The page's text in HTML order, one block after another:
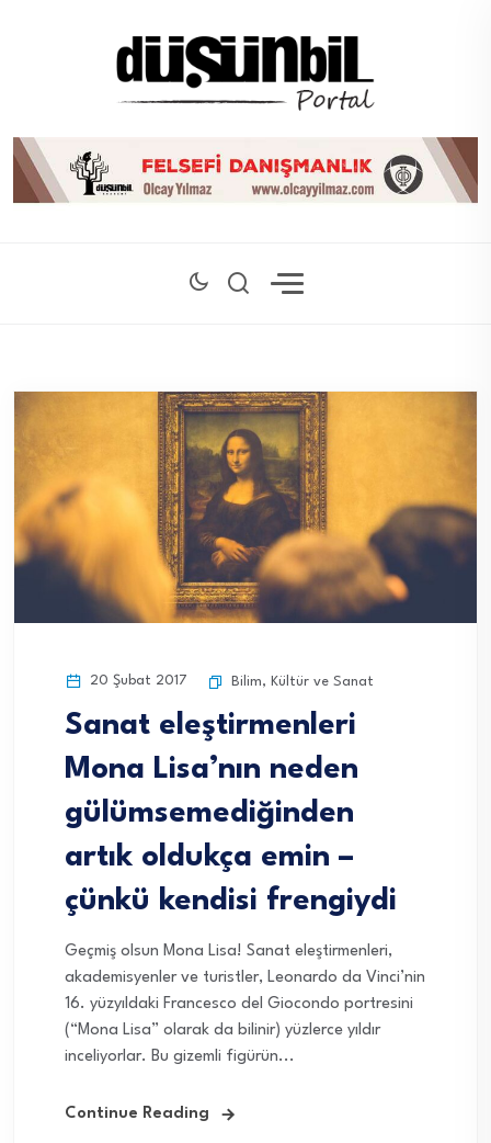
20 Şubat 2017 Bilim, Kültür ve Sanat
Sanat eleştirmenleri
Mona Lisa’nın neden
gülümsemediğinden
artık oldukça emin –
çünkü kendisi frengiydi
Geçmiş olsun Mona Lisa! Sanat eleştirmenleri,
akademisyenler ve turistler, Leonardo da Vinci’nin
16. yüzyıldaki Francesco del Giocondo portresini
(“Mona Lisa” olarak da bilinir) yüzlerce yıldır
inceliyorlar. Bu gizemli figürün...
Continue Reading